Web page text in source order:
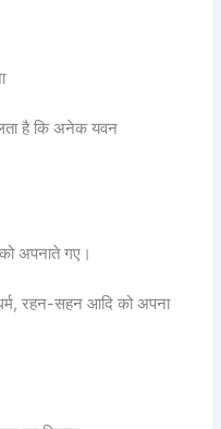
चलता है कि अनेक यवन
अपनाते गए।
रहन-सहन आदि को अपना